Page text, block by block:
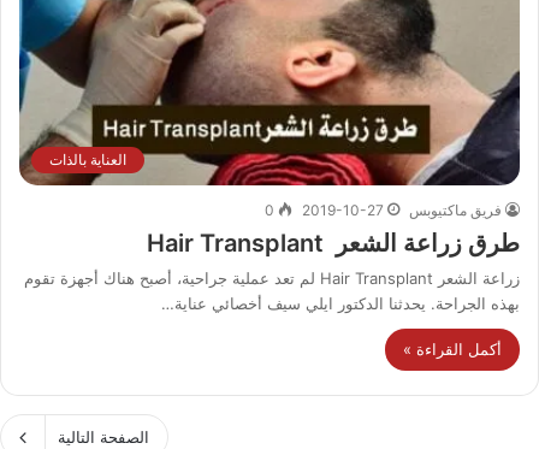
العناية بالذات
فريق ماكتيوبس 2019-10-27
0
طرق زراعة الشعر Hair Transplant
زراعة الشعر Hair Transplant لم تعد عملية جراحية، أصبح هناك أجهزة تقوم
بهذه الجراحة. يحدثنا الدكتور ايلي سيف أخصائي عناية…
أكمل القراءة »
الصفحة التالية